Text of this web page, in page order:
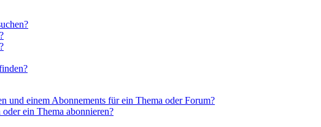
und einem Abonnements für ein Thema oder Forum?
ein Thema abonnieren?